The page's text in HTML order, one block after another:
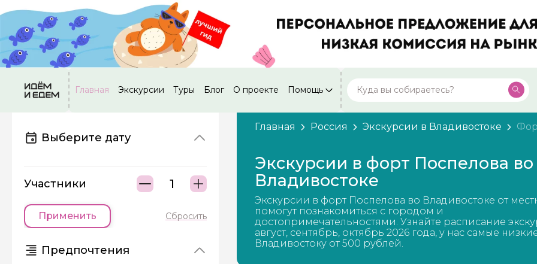
Главная Экскурсии Туры Блог О проекте Помощь
Москва
Россия
Нижний Новгород
Россия
Калининград
Россия
Кисловодск
Россия
20 экскурсий
Посмотреть все города
Выберите дату
Участники
Применить Сбросить
Предпочтения
Главная Россия Экскурсии в Владивостоке
Экскурсии в форт Поспелова во
Владивостоке
Экскурсии в форт Поспелова во Владивостоке от
помогут познакомиться с городом и
достопримечательностями. Узнайте расписание
август, сентябрь, октябрь 2026 года, у нас самые
Владивостоку от 500 рублей.